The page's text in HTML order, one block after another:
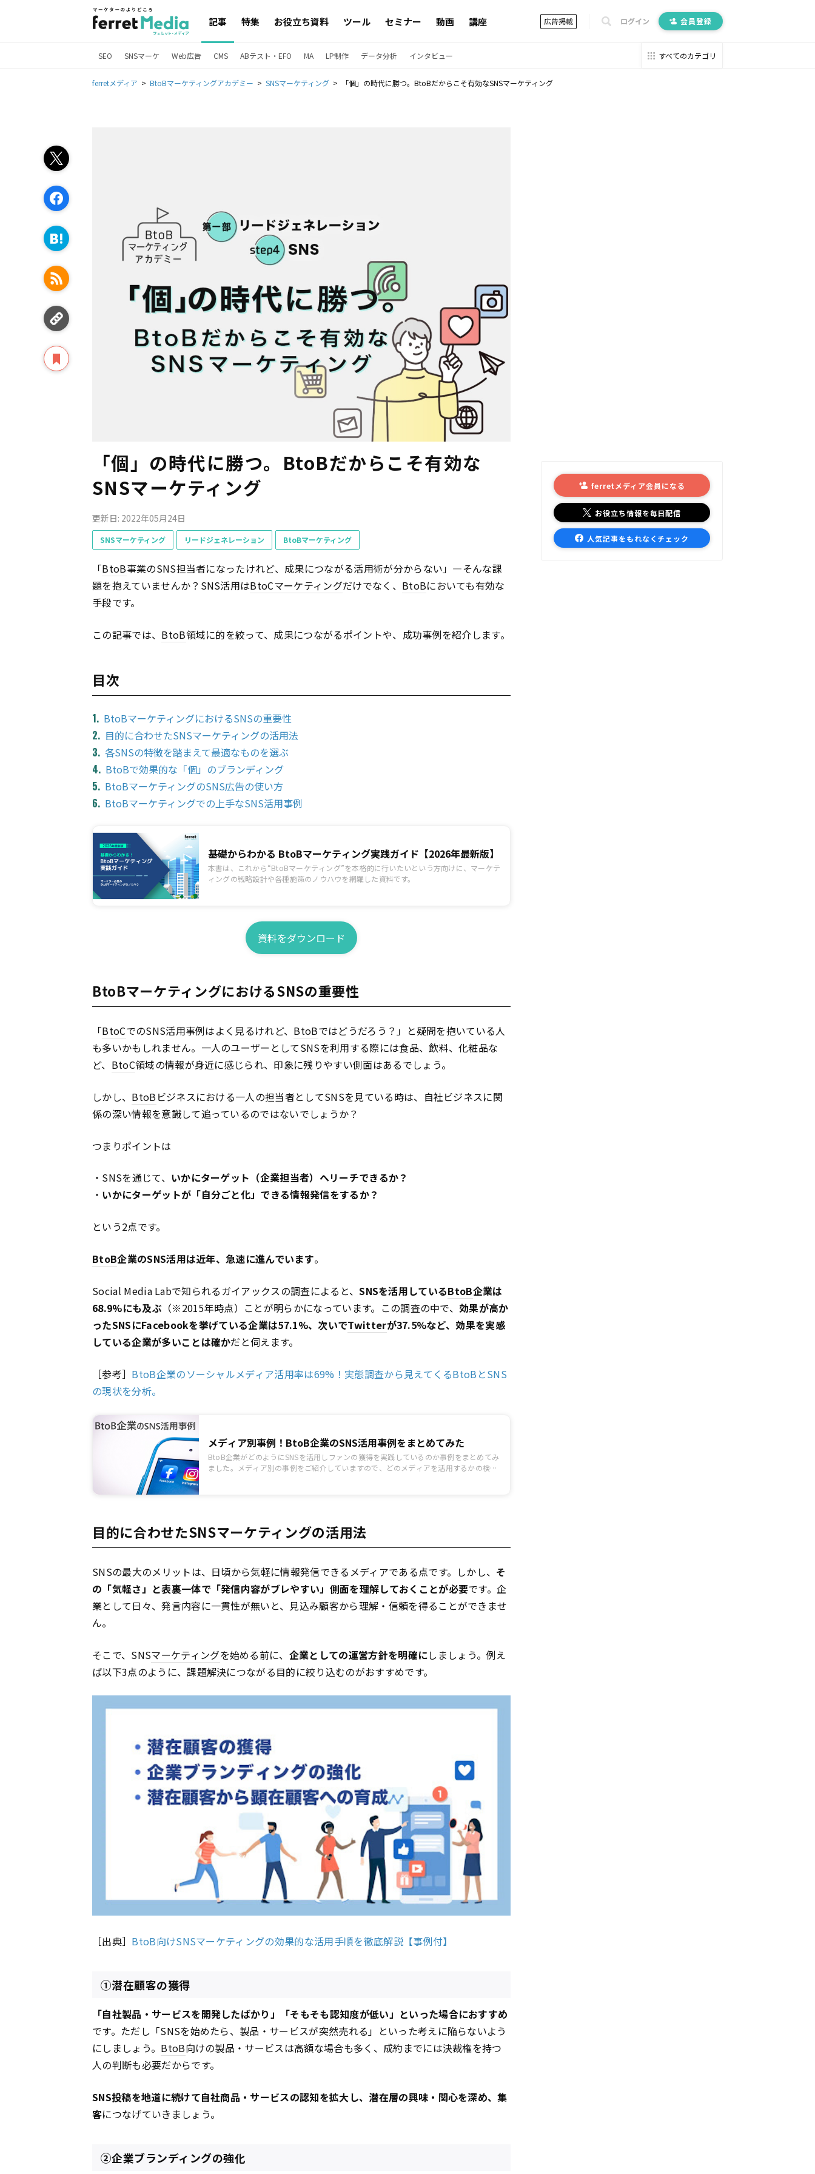
記事 特集 お役立ち資料 ツール セミナー 動画 講座 広告掲載 ログイン 会員登録
SEO SNSマーケ Web広告 CMS ABテスト・EFO MA LP制作 データ分析 インタビュー すべてのカテゴリ
ferretメディア BtoBマーケティングアカデミー SNSマーケティング 「個」の時代に勝つ。BtoBだからこそ有効なSNSマーケティング
「個」の時代に勝つ。BtoBだからこそ有効な
SNSマーケティング
更新日: 2022年05月24日
SNSマーケティング リードジェネレーション BtoBマーケティング
「BtoB事業のSNS担当者になったけれど、成果につながる活用術が分からない」―そんな課
題を抱えていませんか？SNS活用はBtoCマーケティングだけでなく、 BtoBにおいても有効な
手段です。
この記事では、 BtoB領域に的を絞って、成果につながるポイントや、成功事例を紹介します。
目次
BtoBマーケティングにおけるSNSの重要性
目的に合わせたSNSマーケティングの活用法
各SNSの特徴を踏まえて最適なものを選ぶ
BtoBで効果的な「個」のブランディング
BtoBマーケティングのSNS広告の使い方
BtoBマーケティングでの上手なSNS活用事例
基礎からわかる BtoBマーケティング実践ガイド【2026年最新版】
本書は、これから“BtoBマーケティング”を本格的に行いたいという方向けに、マーケテ
ィングの戦略設計や各種施策のノウハウを網羅した資料です。
資料をダウンロード
BtoBマーケティングにおけるSNSの重要性
「BtoCでのSNS活用事例はよく見るけれど、 BtoBではどうだろう？」と疑問を抱いている人
も多いかもしれません。一人のユーザーとしてSNSを利用する際には食品、飲料、化粧品な
ど、 BtoC領域の情報が身近に感じられ、印象に残りやすい側面はあるでしょう。
しかし、 BtoBビジネスにおける一人の担当者としてSNSを見ている時は、自社ビジネスに関
係の深い情報を意識して追っているのではないでしょうか？
つまりポイントは
・SNSを通じて、 いかにターゲット（企業担当者）へリーチできるか？
・ いかにターゲットが「自分ごと化」できる情報発信をするか？
という2点です。
BtoB企業のSNS活用は近年、急速に進んでいます。
Social Media Labで知られるガイアックスの調査によると、SNSを活用しているBtoB企業は
68.9%にも及ぶ （※2015年時点）ことが明らかになっています。この調査の中で、効果が高か
ったSNSにFacebookを挙げている企業は57.1%、次いでTwitterが37.5%など、効果を実感
している企業が多いことは確かだと伺えます。
［参考］ BtoB企業のソーシャルメディア活用率は69%！実態調査から見えてくるBtoBとSNS
の現状を分析。
メディア別事例！BtoB企業のSNS活用事例をまとめてみた
BtoB企業がどのようにSNSを活用しファンの獲得を実践しているのか事例をまとめてみ
ました。メディア別の事例をご紹介していますので、どのメディアを活用するかの検討
目的に合わせたSNSマーケティングの活用法
SNSの最大のメリットは、日頃から気軽に情報発信できるメディアである点です。しかし、 そ
の「気軽さ」と表裏一体で「発信内容がブレやすい」側面を理解しておくことが必要です。企
業として日々、発言内容に一貫性が無いと、見込み顧客から理解・信頼を得ることができませ
ん。
そこで、SNSマーケティングを始める前に、 企業としての運営方針を明確にしましょう。例え
ば以下3点のように、課題解決につながる目的に絞り込むのがおすすめです。
［出典］ BtoB向けSNSマーケティングの効果的な活用手順を徹底解説【事例付】
①潜在顧客の獲得
「自社製品・サービスを開発したばかり」「そもそも認知度が低い」といった場合におすすめ
です。ただし「SNSを始めたら、製品・サービスが突然売れる」といった考えに陥らないよう
にしましょう。 BtoB向けの製品・サービスは高額な場合も多く、成約までには決裁権を持つ
人の判断も必要だからです。
SNS投稿を地道に続けて自社商品・サービスの認知を拡大し、潜在層の興味・関心を深め、集
客につなげていきましょう。
②企業ブランディングの強化
ferretメディア会員になる
お役立ち情報を毎日配信
人気記事をもれなくチェック